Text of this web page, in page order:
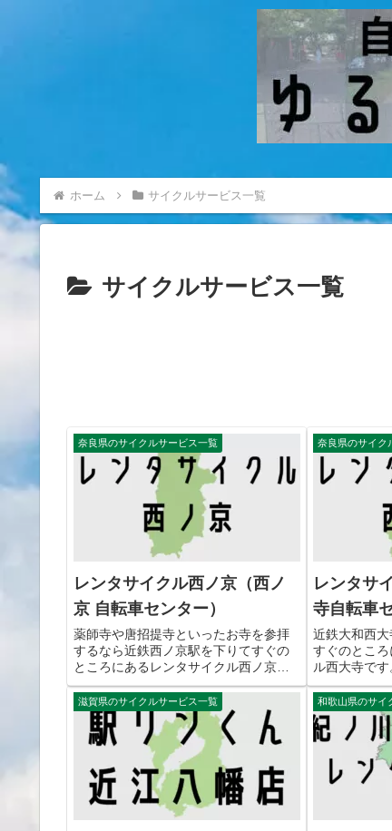
ホーム サイクルサービス一覧
サイクルサービス一覧
奈良県のサイクルサービス一覧
レンタサイクル西ノ京（西ノ
京 自転車センター）
薬師寺や唐招提寺といったお寺を参拝
するなら近鉄西ノ京駅を下りてすぐの
ところにあるレンタサイクル西ノ京を
利用するのがおすすめです。 レンタサ
イクル西ノ京（西ノ京 自転車センタ
ー）の交通アクセス 住所 〒630-8042
奈良県奈良市西ノ京町４...
奈良県のサイク
レンタサ
寺自転車
近鉄大和西
すぐのとこ
ル西大寺です
が可能とな
散策すると
となってい
寺（西大寺
滋賀県のサイクルサービス一覧 和歌山県のサイ